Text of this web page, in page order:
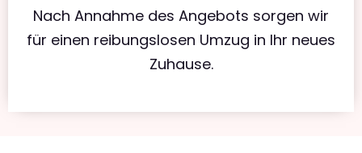
Nach Annahme des Angebots sorgen wir
für einen reibungslosen Umzug in Ihr neues
Zuhause.